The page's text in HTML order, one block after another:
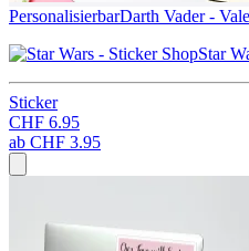
PersonalisierbarDarth Vader -
Star
Sticker
CHF 6.95
ab CHF 3.95